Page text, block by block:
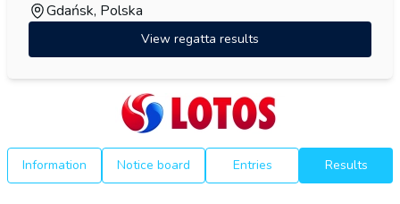
Gdańsk, Polska
View regatta results
Information Notice board Entries Results